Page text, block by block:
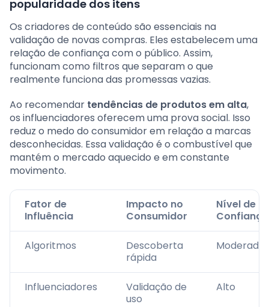
popularidade dos itens
Os criadores de conteúdo são essenciais na
validação de novas compras. Eles estabelecem uma
relação de confiança com o público. Assim,
funcionam como filtros que separam o que
realmente funciona das promessas vazias.
Ao recomendar tendências de produtos em alta,
os influenciadores oferecem uma prova social. Isso
reduz o medo do consumidor em relação a marcas
desconhecidas. Essa validação é o combustível que
mantém o mercado aquecido e em constante
movimento.
Fator de
Influência
Impacto no
Consumidor
Nível de
Confiança
Algoritmos
Descoberta
rápida
Moderado
Influenciadores
Validação de
uso
Alto